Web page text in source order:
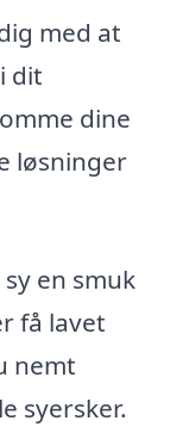
med at
dit
dine
løsninger
en smuk
få lavet
nemt
syersker.